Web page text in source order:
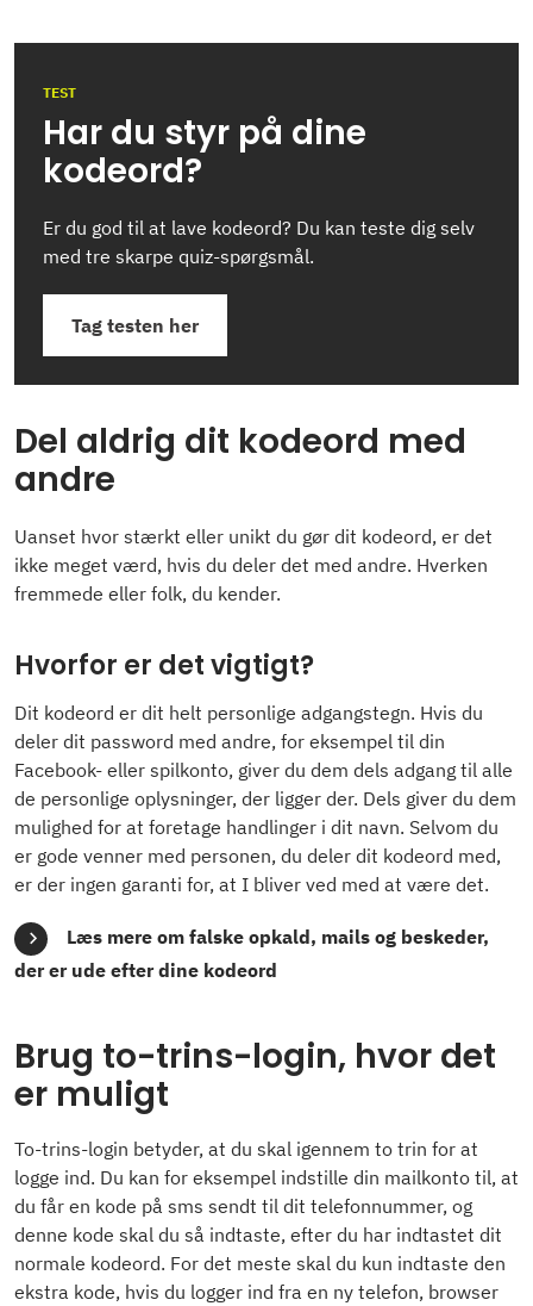
TEST
Har du styr på dine
kodeord?
Er du god til at lave kodeord? Du kan teste dig selv
med tre skarpe quiz-spørgsmål.
Tag testen her
Del aldrig dit kodeord med
andre
Uanset hvor stærkt eller unikt du gør dit kodeord, er det
ikke meget værd, hvis du deler det med andre. Hverken
fremmede eller folk, du kender.
Hvorfor er det vigtigt?
Dit kodeord er dit helt personlige adgangstegn. Hvis du
deler dit password med andre, for eksempel til din
Facebook- eller spilkonto, giver du dem dels adgang til alle
de personlige oplysninger, der ligger der. Dels giver du dem
mulighed for at foretage handlinger i dit navn. Selvom du
er gode venner med personen, du deler dit kodeord med,
er der ingen garanti for, at I bliver ved med at være det.
Læs mere om falske opkald, mails og beskeder,
der er ude efter dine kodeord
Brug to-trins-login, hvor det
er muligt
To-trins-login betyder, at du skal igennem to trin for at
logge ind. Du kan for eksempel indstille din mailkonto til, at
du får en kode på sms sendt til dit telefonnummer, og
denne kode skal du så indtaste, efter du har indtastet dit
normale kodeord. For det meste skal du kun indtaste den
ekstra kode, hvis du logger ind fra en ny telefon, browser